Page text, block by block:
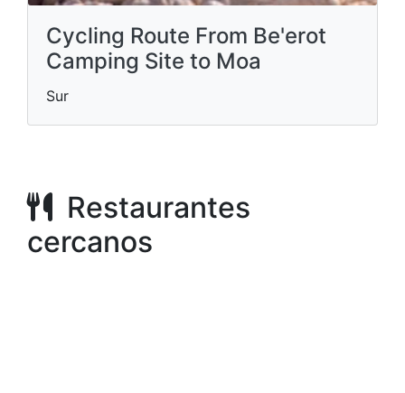
Cycling Route From Be'erot
Camping Site to Moa
Sur
Restaurantes
cercanos